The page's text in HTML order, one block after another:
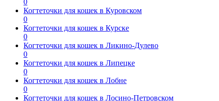
0
Когтеточки для кошек в Куровском
0
Когтеточки для кошек в Курске
0
Когтеточки для кошек в Ликино-Дулево
0
Когтеточки для кошек в Липецке
0
Когтеточки для кошек в Лобне
0
Когтеточки для кошек в Лосино-Петровском